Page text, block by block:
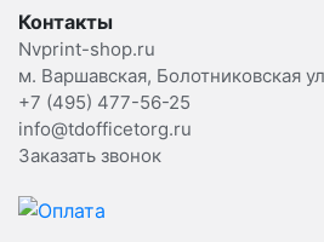
Контакты
Nvprint-shop.ru
м. Варшавская, Болотниковская
+7 (495) 477-56-25
info@tdofficetorg.ru
Заказать звонок